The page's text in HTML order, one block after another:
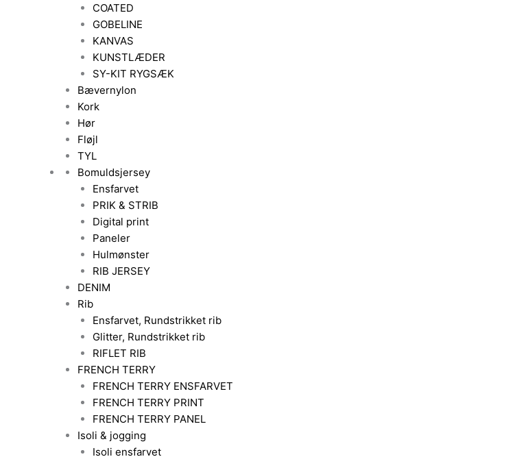
COATED
GOBELINE
KANVAS
KUNSTLÆDER
SY-KIT RYGSÆK
Bævernylon
Kork
Hør
Fløjl
TYL
Bomuldsjersey
Ensfarvet
PRIK & STRIB
Digital print
Paneler
Hulmønster
RIB JERSEY
DENIM
Rib
Ensfarvet, Rundstrikket rib
Glitter, Rundstrikket rib
RIFLET RIB
FRENCH TERRY
FRENCH TERRY ENSFARVET
FRENCH TERRY PRINT
FRENCH TERRY PANEL
Isoli & jogging
Isoli ensfarvet